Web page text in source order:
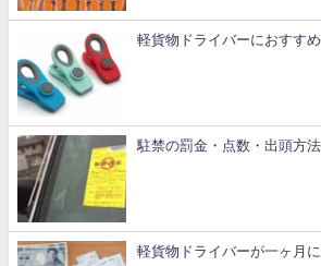
軽貨物ドライバーにおすす
駐禁の罰金・点数・出頭方
軽貨物ドライバーが一ヶ月